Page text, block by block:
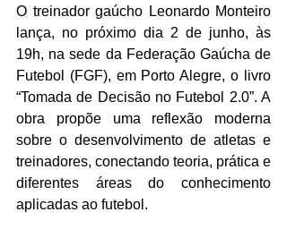
O treinador gaúcho Leonardo Monteiro
lança, no próximo dia 2 de junho, às
19h, na sede da Federação Gaúcha de
Futebol (FGF), em Porto Alegre, o livro
“Tomada de Decisão no Futebol 2.0”. A
obra propõe uma reflexão moderna
sobre o desenvolvimento de atletas e
treinadores, conectando teoria, prática e
diferentes áreas do conhecimento
aplicadas ao futebol.